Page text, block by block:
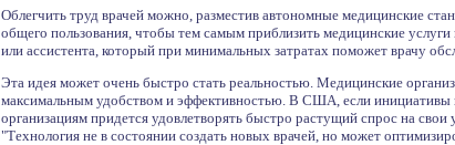
Облегчить труд врачей можно, разместив автономные медицинские
общего пользования, чтобы тем самым приблизить медицинские
или ассистента, который при минимальных затратах поможет врачу
Эта идея может очень быстро стать реальностью. Медицинские
максимальным удобством и эффективностью. В США, если инициативы
организациям придется удовлетворять быстро растущий спрос на
"Технология не в состоянии создать новых врачей, но может